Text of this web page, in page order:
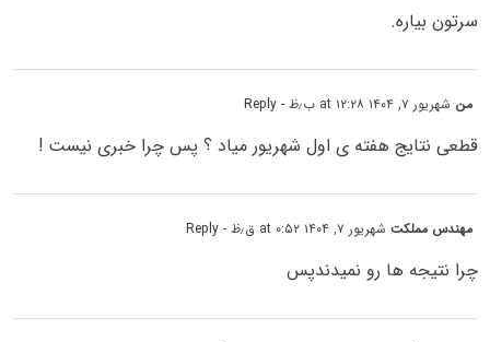
سرتون بیاره.
من شهریور ۷, ۱۴۰۴ at ۱۲:۲۸ ب٫ظ - Reply
قطعی نتایج هفته ی اول شهریور میاد ؟ پس چرا خبری نیست !
مهندس مملکتشهریور ۷, ۱۴۰۴ at ۰:۵۲ ق٫ظ - Reply
چرا نتیجه ها رو نمیدندپس